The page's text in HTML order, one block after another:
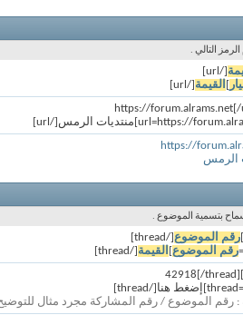
التالي .
[/url]
] القيمة [/url]
https://
الرمس
بتسمية الموضوع .
رقم الموضوع[/thread]
رقم الموضوع] القيمة [/thread]
رقم الموضوع / رقم المشاركة مجرد مثال